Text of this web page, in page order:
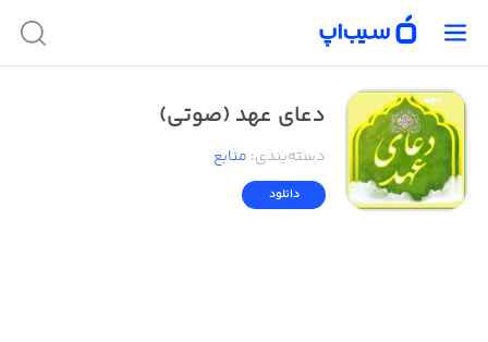
دعای عهد (صوتی)
دسته‌بندی: منابع
دانلود